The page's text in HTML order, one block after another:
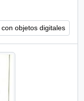
objetos digitales